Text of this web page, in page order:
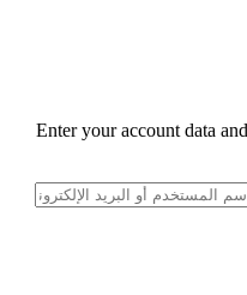
Enter your account data